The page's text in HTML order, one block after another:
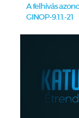
A felhívás
GINOP-9.1.1.-21